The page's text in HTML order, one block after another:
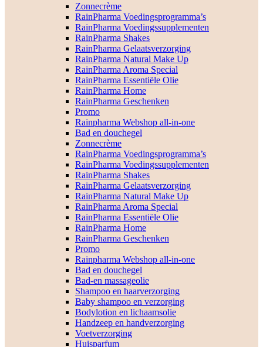
Zonnecrème
RainPharma Voedingsprogramma’s
RainPharma Voedingssupplementen
RainPharma Shakes
RainPharma Gelaatsverzorging
RainPharma Natural Make Up
RainPharma Aroma Special
RainPharma Essentiële Olie
RainPharma Home
RainPharma Geschenken
Promo
Rainpharma Webshop all-in-one
Bad en douchegel
Zonnecrème
RainPharma Voedingsprogramma’s
RainPharma Voedingssupplementen
RainPharma Shakes
RainPharma Gelaatsverzorging
RainPharma Natural Make Up
RainPharma Aroma Special
RainPharma Essentiële Olie
RainPharma Home
RainPharma Geschenken
Promo
Rainpharma Webshop all-in-one
Bad en douchegel
Bad-en massageolie
Shampoo en haarverzorging
Baby shampoo en verzorging
Bodylotion en lichaamsolie
Handzeep en handverzorging
Voetverzorging
Huisparfum